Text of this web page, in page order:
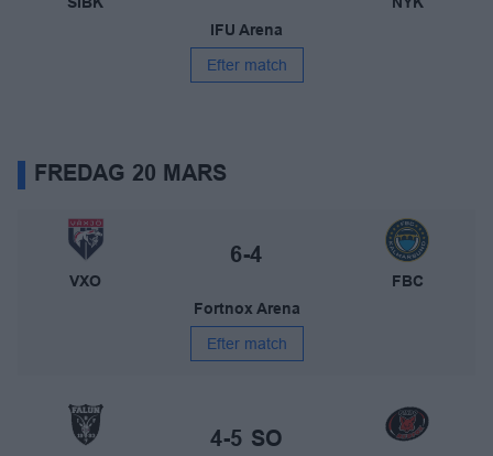
SIBK
NYK
IFU Arena
Efter match
FREDAG 20 MARS
Växjö Vipers – FBC Kalmarsund
VXO
Slutresultat:
6-4
FBC
Fortnox Arena
Efter match
IBF Falun – Pixbo IBK
Slutresultat:
4-5 SO